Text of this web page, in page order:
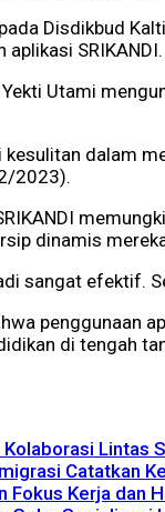
Disdikbud
SRIKANDI.
Utami
dalam
2023).
dinamis
sangat efektif.
penggunaan
di tengah
Lintas
Catatkan
Fokus Kerja dan